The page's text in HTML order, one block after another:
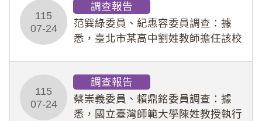
教羽球隊學生等行為，歷經該校校園
事件處理會議（下
115
07-24
調查報告
范巽綠委員、紀惠容委員調查：據
悉，臺北市某高中劉姓教師擔任該校
行拍攝特定樣態性影像並以手機傳送
劉師。該生因畏懼成
115
07-24
調查報告
蔡崇義委員、賴鼎銘委員調查：據
悉，國立臺灣師範大學陳姓教授執行